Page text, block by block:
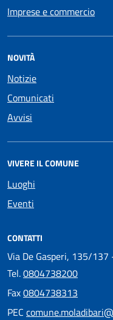
Imprese e commercio
NOVITÀ
Notizie
Comunicati
Avvisi
VIVERE IL COMUNE
Luoghi
Eventi
CONTATTI
Via De Gasperi, 135/
Tel.0804738200
Fax0804738313
PEC